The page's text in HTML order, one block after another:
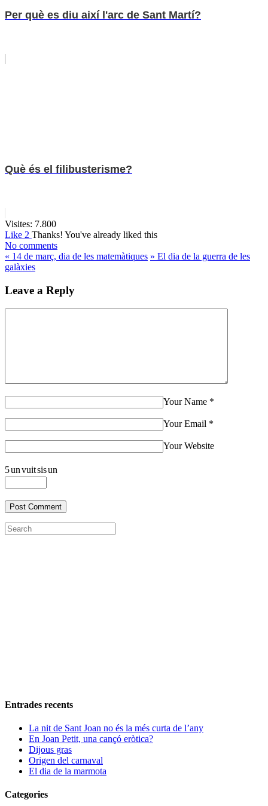
Per què es diu així l'arc de Sant Martí?
Què és el filibusterisme?
Visites: 7.800
Like 2 Thanks! You've already liked this
No comments
« 14 de març, dia de les matemàtiques » El dia de la guerra de les
galàxies
Leave a Reply
Your Name *
Your Email *
Your Website
5unvuitsisun
Entrades recents
La nit de Sant Joan no és la més curta de l’any
En Joan Petit, una cançó eròtica?
Dijous gras
Origen del carnaval
El dia de la marmota
Categories